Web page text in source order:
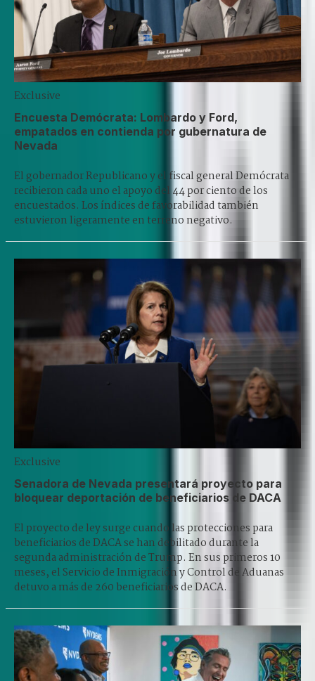
Exclusive
Encuesta Demócrata: Lombardo y Ford,
empatados en contienda por gubernatura de
Nevada
El gobernador Republicano y el fiscal general Demócrata
recibieron cada uno el apoyo del 44 por ciento de los
encuestados. Los índices de favorabilidad también
estuvieron ligeramente en terreno negativo.
Exclusive
Senadora de Nevada presentará proyecto para
bloquear deportación de beneficiarios de DACA
El proyecto de ley surge cuando las protecciones para
beneficiarios de DACA se han debilitado durante la
segunda administración de Trump. En sus primeros 10
meses, el Servicio de Inmigración y Control de Aduanas
detuvo a más de 260 beneficiarios de DACA.